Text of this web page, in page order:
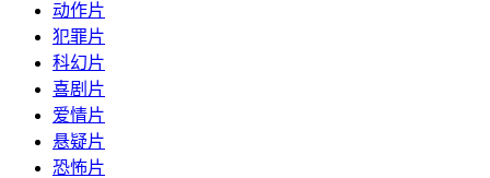
动作片
犯罪片
科幻片
喜剧片
爱情片
悬疑片
恐怖片